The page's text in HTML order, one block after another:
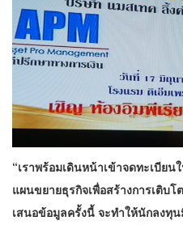
“เราพร้อมเดินหน้าเข้าจดทะเบีย
แผนขยายธุรกิจเพื่อสร้างการเติบ
เสนอข้อมูลครั้งนี้ จะทำให้นักลงทุ